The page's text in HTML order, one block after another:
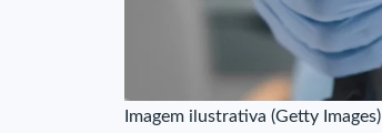
Imagem ilustrativa (Getty Images)